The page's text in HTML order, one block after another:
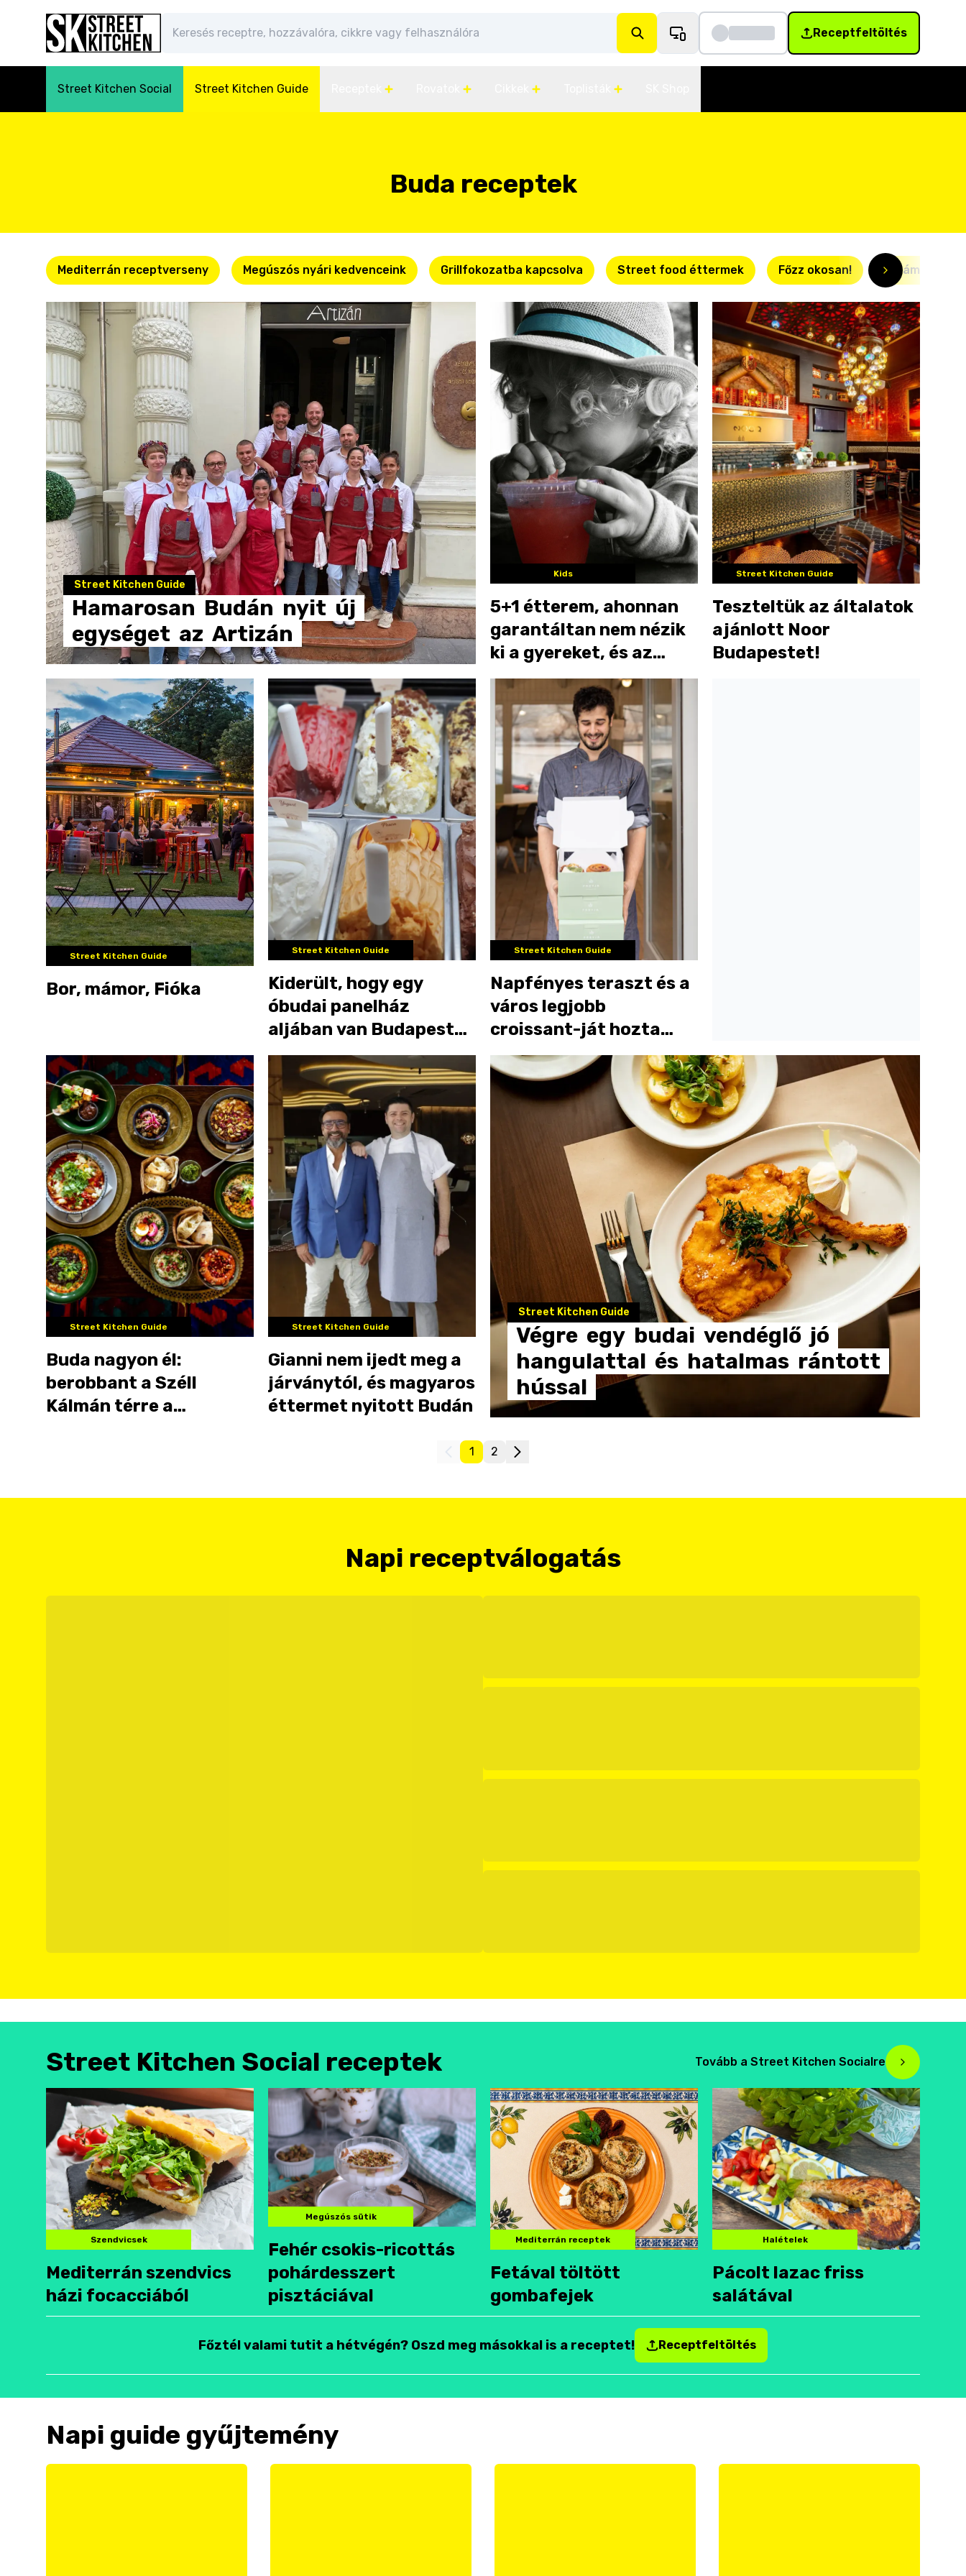
Receptfeltöltés
Street Kitchen Social Street Kitchen Guide
Buda receptek
Mediterrán receptverseny Megúszós nyári kedvenceink Grillfokozatba kapcsolva Street food éttermek Főzz okosan! Villámgyors
Street Kitchen Guide
Hamarosan Budán nyit új
egységet az Artizán
Kids
5+1 étterem, ahonnan
garantáltan nem nézik
ki a gyereket, és az
ízekről sem kell
lemondani
Street Kitchen Guide
Teszteltük az általatok
ajánlott Noor
Budapestet!
Street Kitchen Guide
Bor, mámor, Fióka
Street Kitchen Guide
Kiderült, hogy egy
óbudai panelház
aljában van Budapest
egyik legjobb fagyizója
Street Kitchen Guide
Napfényes teraszt és a
város legjobb
croissant-ját hozta
Budára a Freyja
Street Kitchen Guide
Buda nagyon él:
berobbant a Széll
Kálmán térre a
Street Kitchen Guide
Gianni nem ijedt meg a
járványtól, és magyaros
éttermet nyitott Budán
Street Kitchen Guide
Végre egy budai vendéglő jó
hangulattal és hatalmas rántott
hússal
1 2
Napi receptválogatás
Street Kitchen Social receptek Tovább a Street Kitchen Socialre
Szendvicsek
Mediterrán szendvics
házi focacciából
Megúszós sütik
Fehér csokis-ricottás
pohárdesszert
pisztáciával
Mediterrán receptek
Fetával töltött
gombafejek
Halételek
Pácolt lazac friss
salátával
Főztél valami tutit a hétvégén? Oszd meg másokkal is a receptet! Receptfeltöltés
Napi guide gyűjtemény